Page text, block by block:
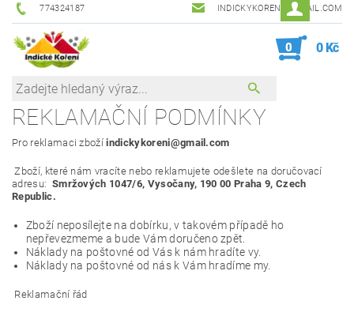
774324187 INDICKYKORENI@GMAIL.COM
0 0 Kč
REKLAMAČNÍ PODMÍNKY
Pro reklamaci zbožíindickykoreni@gmail.com
Zboží, které nám vracíte nebo reklamujete odešlete na doručovací
adresu: Smržových 1047/6, Vysočany, 190 00 Praha 9, Czech
Republic.
Zboží neposílejte na dobírku, v takovém případě ho
nepřevezmeme a bude Vám doručeno zpět.
Náklady na poštovné od Vás k nám hradíte vy.
Náklady na poštovné od nás k Vám hradíme my.
Reklamační řád